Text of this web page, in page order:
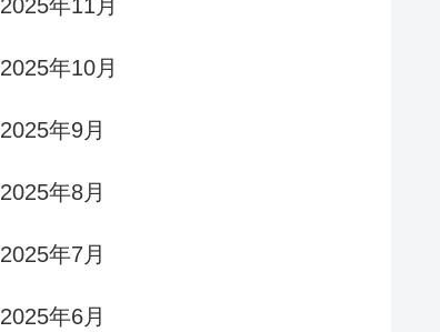
2025年11月
2025年10月
2025年9月
2025年8月
2025年7月
2025年6月